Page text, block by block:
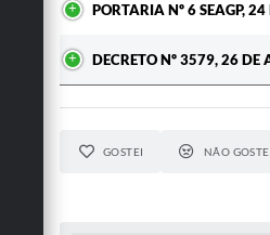
PORTARIA Nº 6 SEAGP,
DECRETO Nº 3579, 26 DE
GOSTEI NÃO